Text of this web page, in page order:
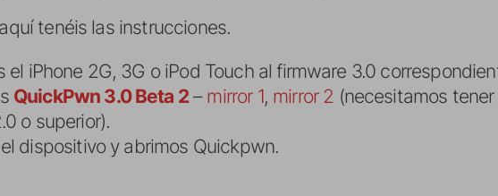
tenéis las instrucciones.
el iPhone 2G, 3G o iPod Touch al firmware 3.0
QuickPwn 3.0 Beta 2– mirror 1, mirror 2 (necesitamos
o superior).
dispositivo y abrimos Quickpwn.